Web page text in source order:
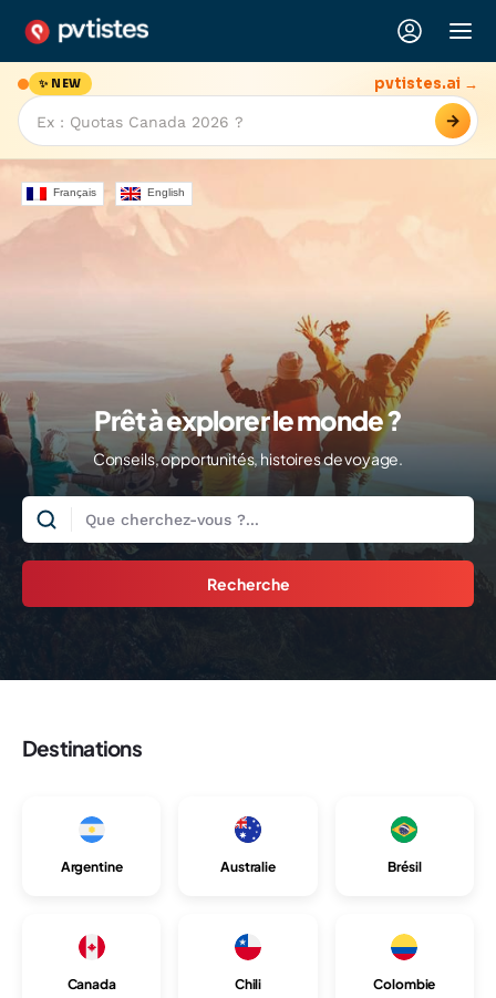
✨ NEW
→
pvtistes.ai →
Français English
Prêt à explorer le monde ?
Conseils, opportunités, histoires de voyage.
Recherche
Destinations
Argentine Australie Brésil
Canada Chili Colombie